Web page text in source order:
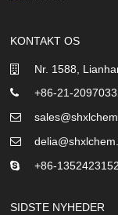
KONTAKT OS
Nr. 1588,
+86-21-
+86-
SIDSTE NYHEDER